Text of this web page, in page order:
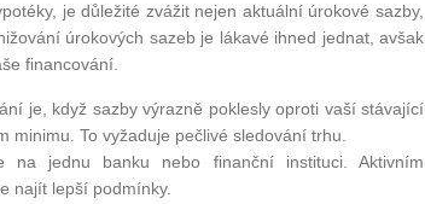
je důležité zvážit nejen aktuální úrokové sazby,
úrokových sazeb je lákavé ihned jednat, avšak
financování.
je, když sazby výrazně poklesly oproti vaší stávající
minimu. To vyžaduje pečlivé sledování trhu.
na jednu banku nebo finanční instituci. Aktivním
najít lepší podmínky.